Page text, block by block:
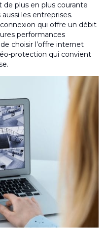
de plus en plus courante
les entreprises.
qui offre un débit
performances
choisir l’offre internet
protection qui convient